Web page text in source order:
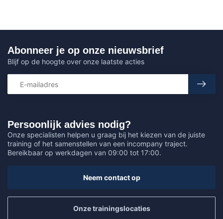
Persoonlijk advies nodig?
Onze specialisten helpen u graag bij het kiezen van de juiste
training of het samenstellen van een incompany traject.
Bereikbaar op werkdagen van 09:00 tot 17:00.
Neem contact op
Onze trainingslocaties
Abonneer je op onze nieuwsbrief
Blijf op de hoogte over onze laatste acties